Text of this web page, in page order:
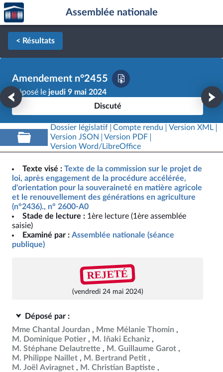
Aller au contenu
Aller en bas de la page
Accèder
à la
page
d'accueil
Assemblée nationale
< Résultats
Amendement n°2455
Déposé le jeudi 9 mai 2024
Discuté
Dossier législatif Compte rendu
Version XML
Version JSON
Version PDF
Version Word/LibreOffice
Texte visé : Texte de la commission sur le projet de
loi, après engagement de la procédure accélérée,
d'orientation pour la souveraineté en matière agricole
et le renouvellement des générations en agriculture
(n°2436)., n° 2600-A0
Stade de lecture : 1ère lecture (1ère assemblée
saisie)
Examiné par : Assemblée nationale (séance
publique)
REJETÉ
(vendredi 24 mai 2024)
Déposé par :
Mme Chantal Jourdan
Mme Mélanie Thomin
M. Dominique Potier
M. Iñaki Echaniz
M. Stéphane Delautrette
M. Guillaume Garot
M. Philippe Naillet
M. Bertrand Petit
M. Joël Aviragnet
M. Christian Baptiste